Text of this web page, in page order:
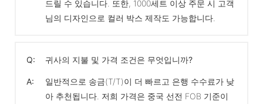
드릴 수 있습니다. 또한, 1000세트 이상 주문 시 고객
님의 디자인으로 컬러 박스 제작도 가능합니다.
Q: 귀사의 지불 및 가격 조건은 무엇입니까?
A:
일반적으로 송금(T/T)이 더 빠르고 은행 수수료가 낮
아 추천됩니다. 저희 가격은 중국 선전 FOB 기준이